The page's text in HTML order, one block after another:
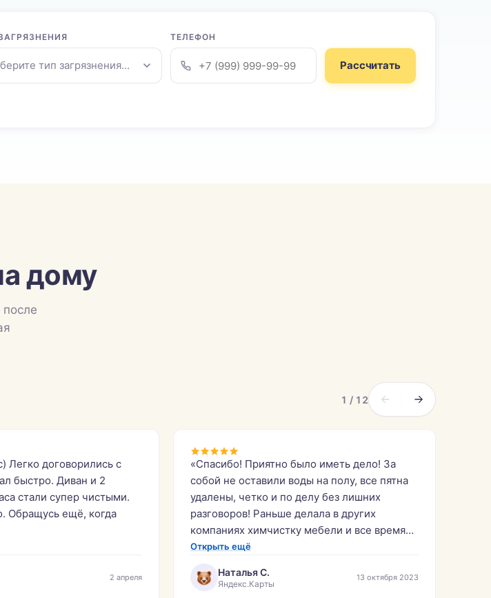
тип загрязнения…
ТЕЛЕФОН
Рассчитать
дому
1 / 12
Легко договорились с
быстро. Диван и 2
стали супер чистыми.
Обращусь ещё, когда
2 апреля
«Спасибо! Приятно было иметь дело! За
собой не оставили воды на полу, все пятна
удалены, четко и по делу без лишних
разговоров! Раньше делала в других
компаниях химчистку мебели и все время
что-то шло не так. Спасибо ещё раз,
Открыть ещё
Наталья С.
Яндекс.Карты
13 октября 2023